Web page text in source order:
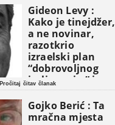
Gideon Levy :
Kako je tinejdžer,
a ne novinar,
razotkrio
izraelski plan
“dobrovoljnog
iseljavanja ” iz
Gaze
Pročitaj čitav članak
Gojko Berić : Ta
mračna mjesta